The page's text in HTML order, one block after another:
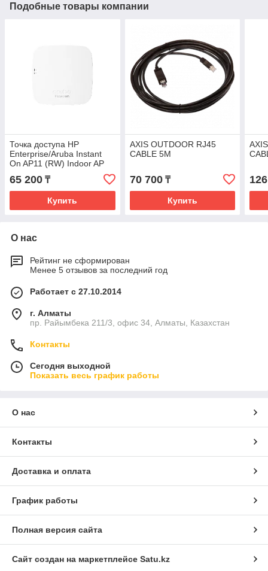
Подобные товары компании
Точка доступа HP
Enterprise/Aruba Instant
On AP11 (RW) Indoor AP
with DC Power Adapter and
Cord (EU) Bundle
65 200 ₸
Купить
AXIS OUTDOOR RJ45
CABLE 5M
70 700₸
Купить
О нас
Рейтинг не сформирован
Менее 5 отзывов за последний год
Работает с 27.10.2014
г. Алматы
пр. Райымбека 211/3, офис 34, Алматы, Казахстан
Контакты
Сегодня выходной
Показать весь график работы
О нас
Контакты
Доставка и оплата
График работы
Полная версия сайта
Сайт создан на маркетплейсе Satu.kz